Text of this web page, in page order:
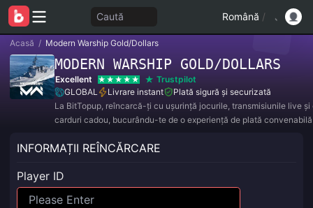
Caută Română /
Acasă / Modern Warship Gold/Dollars
MODERN WARSHIP GOLD/DOLLARS
Excellent
Trustpilot
GLOBAL
Livrare instant
Plată sigură și securizată
La BitTopup, reîncarcă-ți cu ușurință jocurile, transmisiunile live și
carduri cadou, bucurându-te de o experiență de plată
INFORMAȚII REÎNCĂRCARE
Player ID